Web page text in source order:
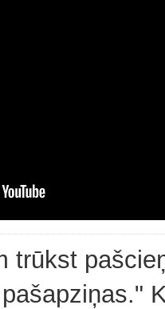
trūkst